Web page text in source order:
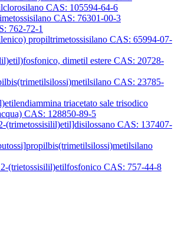
CAS: 105594-64-6
CAS: 76301-00-3
762-72-1
propiltrimetossisilano CAS: 65994-07-
dimetil estere CAS: 20728-
CAS: 23785-
triacetato sale trisodico
CAS: 128850-89-5
(trimetossisilil)etil]disilossano CAS: 137407-
(trietossisilil)etilfosfonico CAS: 757-44-8